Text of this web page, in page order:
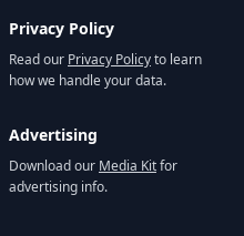
Privacy Policy
Read our Privacy Policyto learn
how we handle your data.
Advertising
Download our Media Kitfor
advertising info.